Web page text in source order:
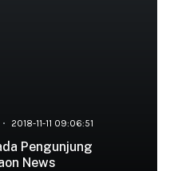
2018-11-11 09:06:51
Pengunjung
News